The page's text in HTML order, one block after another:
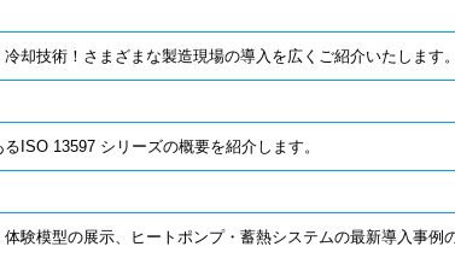
却技術！さまざまな製造現場の導入を広くご紹介いたします。
ISO 13597 シリーズの概要を紹介します。
験模型の展示、ヒートポンプ・蓄熱システムの最新導入事例